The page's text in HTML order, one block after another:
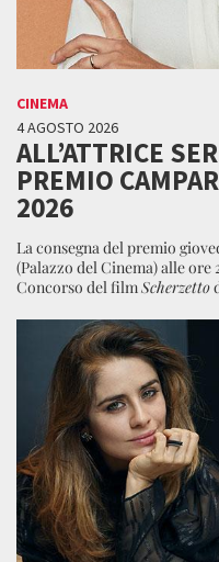
CINEMA
4 AGOSTO 2026
ALL’ATTRICE
PREMIO
2026
La consegna del premio
(Palazzo del Cinema) alle
Concorso del filmScherzetto